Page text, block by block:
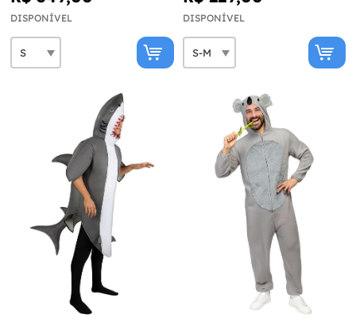
DISPONÍVEL DISPONÍVEL